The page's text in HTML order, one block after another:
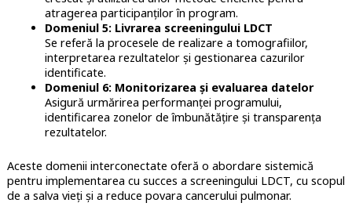
atragerea participanților în program.
Domeniul 5: Livrarea screeningului LDCT
Se referă la procesele de realizare a tomografiilor,
interpretarea rezultatelor și gestionarea cazurilor
identificate.
Domeniul 6: Monitorizarea și evaluarea datelor
Asigură urmărirea performanței programului,
identificarea zonelor de îmbunătățire și transparența
rezultatelor.
Aceste domenii interconectate oferă o abordare sistemică
pentru implementarea cu succes a screeningului LDCT, cu scopul
de a salva vieți și a reduce povara cancerului pulmonar.